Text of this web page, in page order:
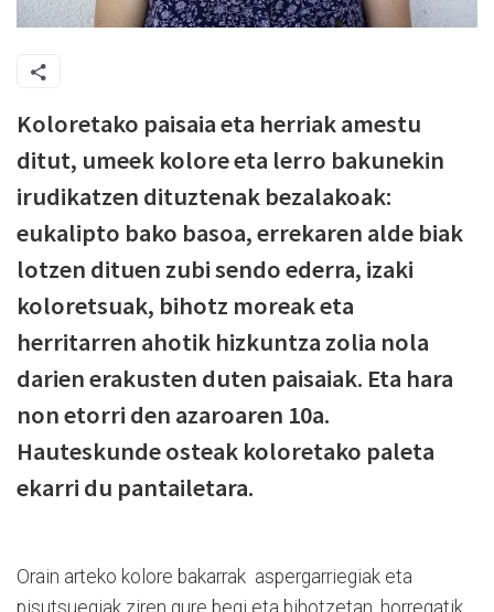
Koloretako paisaia eta herriak amestu
ditut, umeek kolore eta lerro bakunekin
irudikatzen dituztenak bezalakoak:
eukalipto ba­ko basoa, errekaren alde biak
lotzen dituen zubi sendo ederra, izaki
koloretsuak, bihotz moreak eta
herritarren ahotik hizkuntza zolia nola
darien erakusten duten paisaiak. Eta hara
non etorri den azaroaren 10a.
Hauteskunde osteak koloretako paleta
ekarri du pantailetara.
Orain arteko kolore bakarrak aspergarriegiak eta
pisutsuegiak ziren gure begi eta bihotzetan, horregatik